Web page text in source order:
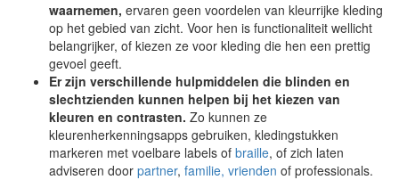
waarnemen, ervaren geen voordelen van kleurrijke kleding
op het gebied van zicht. Voor hen is functionaliteit wellicht
belangrijker, of kiezen ze voor kleding die hen een prettig
gevoel geeft.
Er zijn verschillende hulpmiddelen die blinden en
slechtzienden kunnen helpen bij het kiezen van
kleuren en contrasten. Zo kunnen ze
kleurenherkenningsapps gebruiken, kledingstukken
markeren met voelbare labels of braille, of zich laten
adviseren door partner, familie, vrienden of professionals.